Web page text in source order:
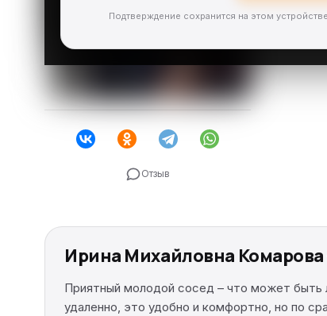
Подтверждение сохранится на этом
Отзыв
Ирина Михайловна
Приятный молодой сосед – что может быть
удаленно, это удобно и комфортно, но по